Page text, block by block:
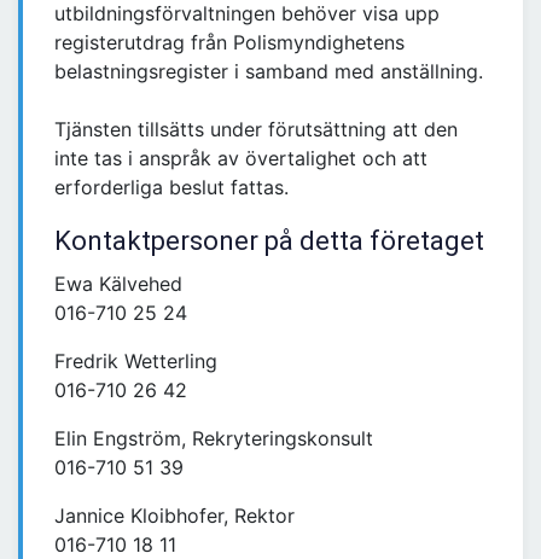
utbildningsförvaltningen behöver visa upp
registerutdrag från Polismyndighetens
belastningsregister i samband med anställning.
Tjänsten tillsätts under förutsättning att den
inte tas i anspråk av övertalighet och att
erforderliga beslut fattas.
Kontaktpersoner på detta företaget
Ewa Kälvehed
016-710 25 24
Fredrik Wetterling
016-710 26 42
Elin Engström, Rekryteringskonsult
016-710 51 39
Jannice Kloibhofer, Rektor
016-710 18 11